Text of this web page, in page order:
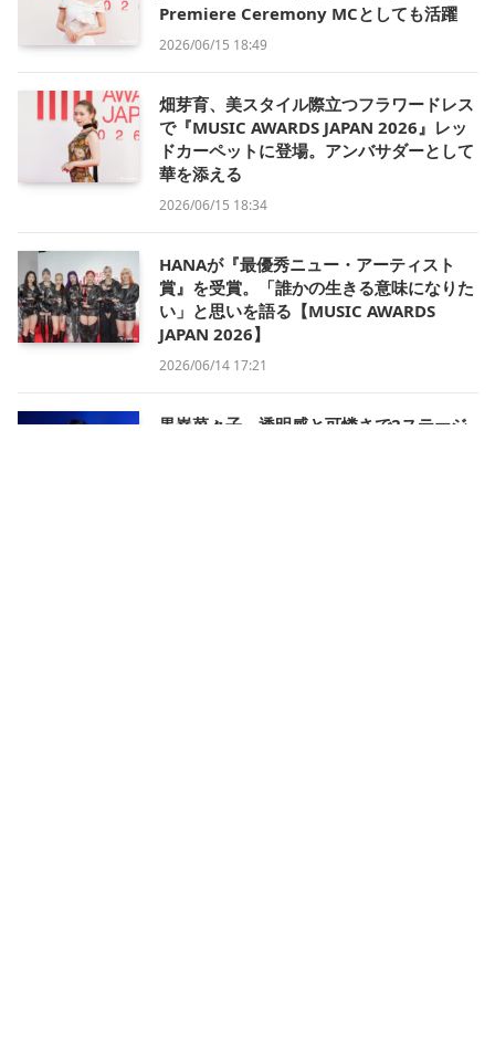
Premiere Ceremony MCとしても活躍
2026/06/15 18:49
畑芽育、美スタイル際立つフラワードレス
で『MUSIC AWARDS JAPAN 2026』レッ
ドカーペットに登場。アンバサダーとして
華を添える
2026/06/15 18:34
HANAが『最優秀ニュー・アーティスト
賞』を受賞。「誰かの生きる意味になりた
い」と思いを語る【MUSIC AWARDS
JAPAN 2026】
2026/06/14 17:21
黒嵜菜々子、透明感と可憐さで2ステージ